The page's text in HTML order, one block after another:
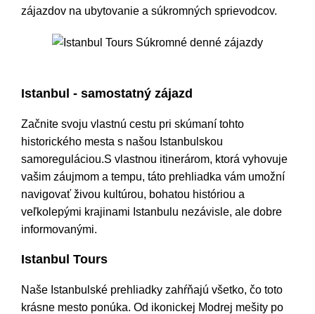
zájazdov na ubytovanie a súkromných sprievodcov.
Istanbul - samostatný zájazd
Začnite svoju vlastnú cestu pri skúmaní tohto
historického mesta s našou Istanbulskou
samoreguláciou.S vlastnou itinerárom, ktorá vyhovuje
vašim záujmom a tempu, táto prehliadka vám umožní
navigovať živou kultúrou, bohatou históriou a
veľkolepými krajinami Istanbulu nezávisle, ale dobre
informovanými.
Istanbul Tours
Naše Istanbulské prehliadky zahŕňajú všetko, čo toto
krásne mesto ponúka. Od ikonickej Modrej mešity po